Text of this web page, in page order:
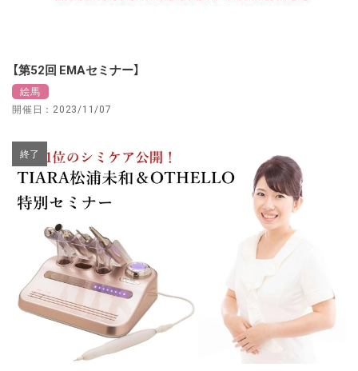
【第52回 EMAセミナー】
絵馬
開催日：2023/11/07
終了